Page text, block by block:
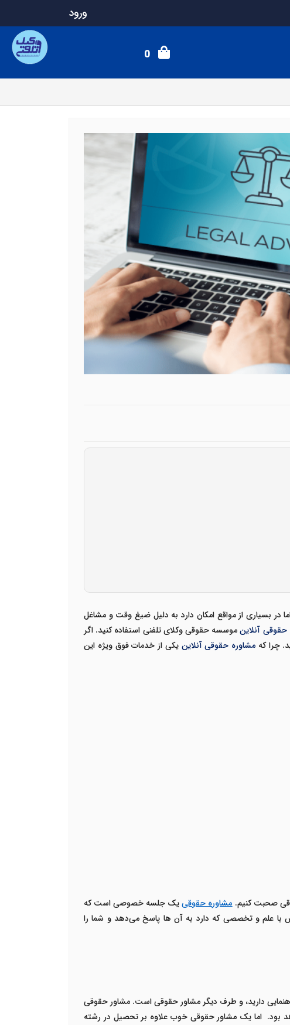
ورود
0
بسیاری از مواقع امکان دارد به دلیل ضیغ وقت و مشاغل
حقوقی آنلاینموسسه حقوقی وکلای تلفنی استفاده کنید. اگر
چرا که مشاوره حقوقی آنلاین یکی از خدمات فوق ویژه این
صحبت کنیم.مشاوره حقوقییک جلسه خصوصی است که
با علم و تخصصی که دارد به آن ها پاسخ می‌دهد و شما را
دارید، و طرف دیگر مشاور حقوقی است. مشاور حقوقی
بود.اما یک مشاور حقوقی خوب علاوه بر تحصیل در رشته